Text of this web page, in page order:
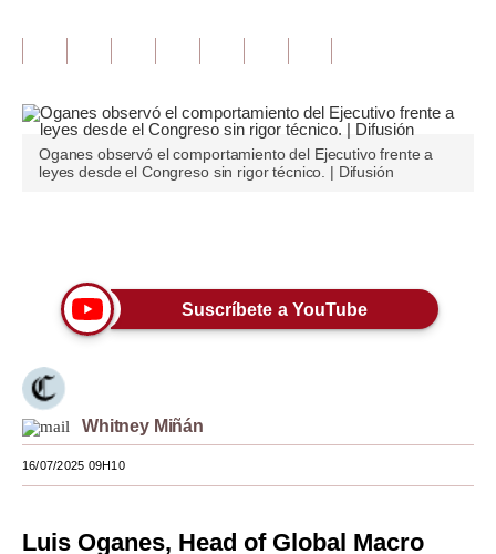
Lujo
Mundo
EEUU
México
Tecnología
Oganes observó el comportamiento del Ejecutivo frente a
leyes desde el Congreso sin rigor técnico. | Difusión
Suscríbete a YouTube
Whitney Miñán
16/07/2025 09H10
Luis Oganes, Head of Global Macro